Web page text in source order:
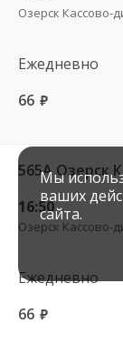
Ежедневно
66 руб.
16:50
Ежедневно
66 руб.
Мы
ваших
сайта.